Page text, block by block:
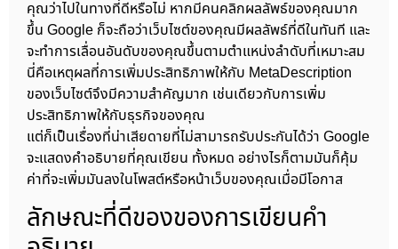
คุณว่าไปในทางที่ดีหรือไม่ หากมีคนคลิกผลลัพธ์ของคุณมาก
ขึ้น Google ก็จะถือว่าเว็บไซต์ของคุณมีผลลัพธ์ที่ดีในทันที และ
จะทำการเลื่อนอันดับของคุณขึ้นตามตำแหน่งลำดับที่เหมาะสม
นี่คือเหตุผลที่การเพิ่มประสิทธิภาพให้กับ MetaDescription
ของเว็บไซต์จึงมีความสำคัญมาก เช่นเดียวกับการเพิ่ม
ประสิทธิภาพให้กับธุรกิจของคุณ
แต่ก็เป็นเรื่องที่น่าเสียดายที่ไม่สามารถรับประกันได้ว่า Google
จะแสดงคำอธิบายที่คุณเขียน ทั้งหมด อย่างไรก็ตามมันก็คุ้ม
ค่าที่จะเพิ่มมันลงในโพสต์หรือหน้าเว็บของคุณเมื่อมีโอกาส
ลักษณะที่ดีของของการเขียนคำ